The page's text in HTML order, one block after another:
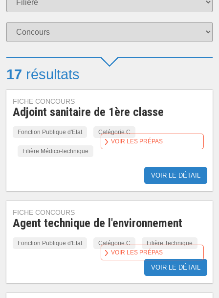
17 résultats
FICHE CONCOURS
Adjoint sanitaire de 1ère classe
Fonction Publique d'Etat Catégorie C
Filière Médico-technique
VOIR LE DÉTAIL
VOIR LES PRÉPAS
FICHE CONCOURS
Agent technique de l'environnement
Fonction Publique d'Etat Catégorie C Filière Technique
VOIR LE DÉTAIL
VOIR LES PRÉPAS